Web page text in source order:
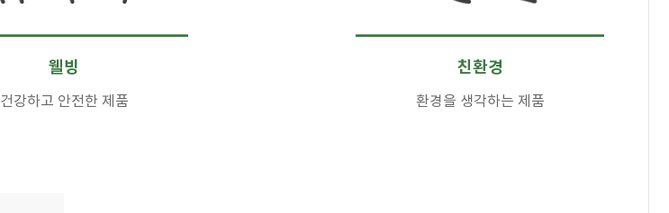
웰빙
건강하고 안전한 제품
친환경
환경을 생각하는 제품